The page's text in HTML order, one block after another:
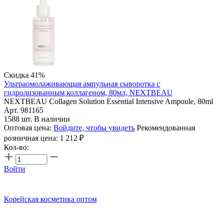
Скидка 41%
Ультраомолаживающая ампульная сыворотка с
гидролизованным коллагеном, 80мл, NEXTBEAU
NEXTBEAU Collagen Solution Essential Intensive Ampoule, 80ml
Арт. 981165
1588 шт. В наличии
Оптовая цена: Войдите, чтобы увидеть Рекомендованная
розничная цена: 1 212 ₽
Кол-во:
Войти
Корейская косметика оптом